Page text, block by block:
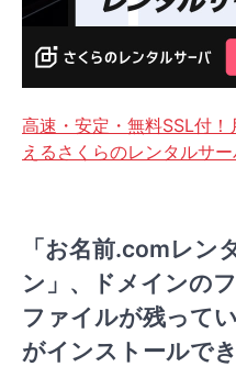
高速・安定・無料SSL付
えるさくらのレンタルサ
「お名前.comレン
ン」、ドメインの
ファイルが残って
がインストールで